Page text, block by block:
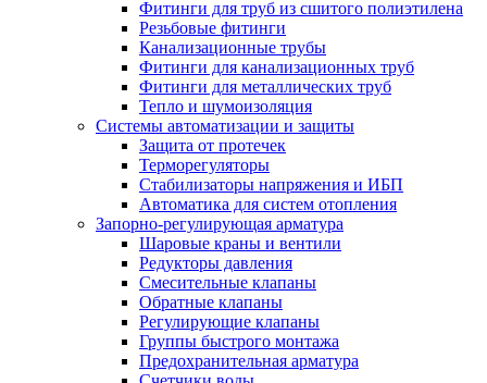
Фитинги для труб из сшитого полиэтилена
Резьбовые фитинги
Канализационные трубы
Фитинги для канализационных труб
Фитинги для металлических труб
Тепло и шумоизоляция
Системы автоматизации и защиты
Защита от протечек
Терморегуляторы
Стабилизаторы напряжения и ИБП
Автоматика для систем отопления
Запорно-регулирующая арматура
Шаровые краны и вентили
Редукторы давления
Смесительные клапаны
Обратные клапаны
Регулирующие клапаны
Группы быстрого монтажа
Предохранительная арматура